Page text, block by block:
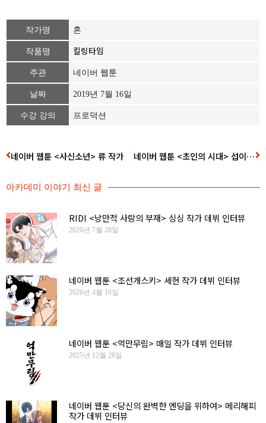
작가명 혼
작품명 킬링타임
주관 네이버 웹툰
날짜 2019년 7월 16일
수강 강의 프로덕션
네이버 웹툰 <사신소년> 류 작가 네이버 웹툰 <초인의 시대> 섭이 작가
아카데미 이야기 최신 글
RIDI <낭만적 사랑의 부재> 싱싱 작가 데뷔 인터뷰
2026년 7월 28일
네이버 웹툰 <조선개스키> 세현 작가 데뷔 인터뷰
2026년 4월 16일
네이버 웹툰 <억만무림> 매일 작가 데뷔 인터뷰
2025년 12월 28일
네이버 웹툰 <당신의 완벽한 엔딩을 위하여> 메리해피
작가 데뷔 인터뷰